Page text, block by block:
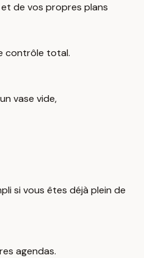
de vos propres plans
contrôle total.
vase vide,
si vous êtes déjà plein de
agendas.